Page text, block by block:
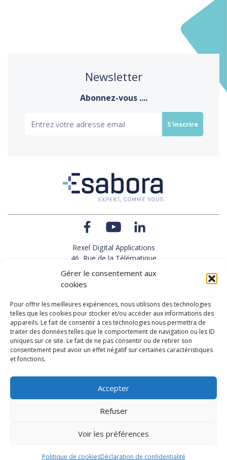
Gérer le consentement aux
cookies
Pour offrir les meilleures expériences, nous utilisons des technologies
telles que les cookies pour stocker et/ou accéder aux informations des
appareils. Le fait de consentir à ces technologies nous permettra de
traiter des données telles que le comportement de navigation ou les ID
uniques sur ce site. Le fait de ne pas consentir ou de retirer son
consentement peut avoir un effet négatif sur certaines caractéristiques
et fonctions.
Accepter
Refuser
Voir les préférences
Politique de cookiesDéclaration de confidentialité
Newsletter
Abonnez-vous ....
Rexel Digital Applications
46, Rue de la Télématique
Le Polygone 42000 SAINT-ETIENNE
TEL : 33(0)4 77 92 28 60
FAX : 33(0)4 77 92 28 61
SUPPORT : 33(0)4 69 68 82 10
NOUS CONTACTER
Politique de protection des données personnelles
Conditions générales de vente-Recrutement